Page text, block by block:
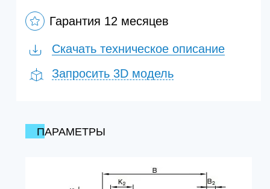
Гарантия 12 месяцев
Скачать техническое описание
Запросить 3D модель
ПАРАМЕТРЫ